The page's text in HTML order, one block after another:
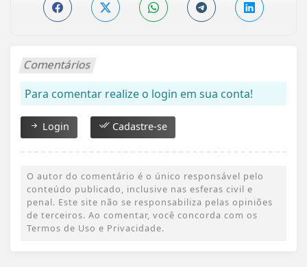
Comentários
Para comentar realize o login em sua conta!
Login Cadastre-se
O autor do comentário é o único responsável pelo
conteúdo publicado, inclusive nas esferas civil e
penal. Este site não se responsabiliza pelas opiniões
de terceiros. Ao comentar, você concorda com os
Termos de Uso e Privacidade.